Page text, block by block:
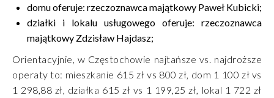
domu oferuje: rzeczoznawca majątkowy Paweł Kubicki;
działki i lokalu usługowego oferuje: rzeczoznawca
majątkowy Zdzisław Hajdasz;
Orientacyjnie, w Częstochowie najtańsze vs. najdroższe
operaty to: mieszkanie 615 zł vs 800 zł, dom 1 100 zł vs
1 298,88 zł, działka 615 zł vs 1 199,25 zł, lokal 1 722 zł